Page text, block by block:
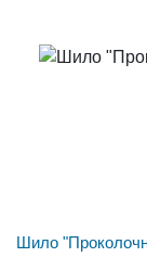
Шило